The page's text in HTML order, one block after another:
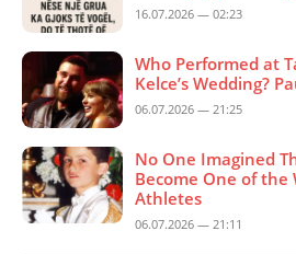
16.07.2026 — 02:23
Who Performed at
Kelce’s Wedding?
06.07.2026 — 21:25
No One Imagined
Become One of the
Athletes
06.07.2026 — 21:11